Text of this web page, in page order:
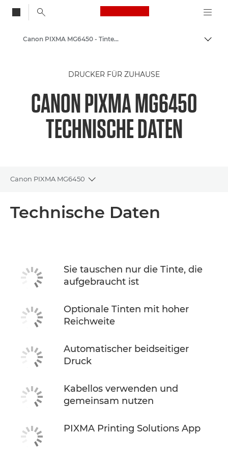
Canon Logo, back
Auf
Canon Drucker
Canon PIXMA MG6450 - Tintenstrahl-Fotodrucker
DRUCKER FÜR ZUHAUSE
CANON PIXMA MG6450
TECHNISCHE DATEN
Canon PIXMA MG6450
Toggle breadcrumbs
TINTE KAUFEN
Technische Daten
Sie tauschen nur die Tinte, die
aufgebraucht ist
Optionale Tinten mit hoher
Reichweite
Automatischer beidseitiger
Druck
Kabellos verwenden und
gemeinsam nutzen
PIXMA Printing Solutions App